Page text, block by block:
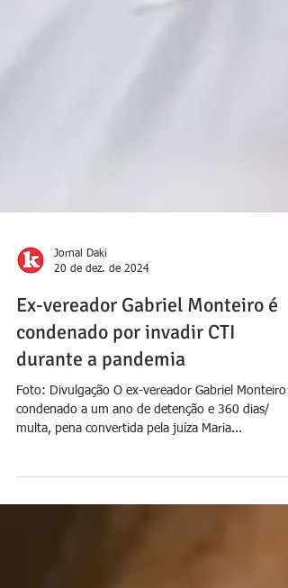
Jornal Daki
20 de dez. de 2024
Ex-vereador Gabriel Monteiro é
condenado por invadir CTI
durante a pandemia